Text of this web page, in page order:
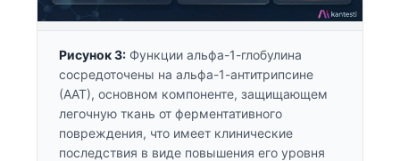
Рисунок 3: Функции альфа-1-глобулина
сосредоточены на альфа-1-антитрипсине
(ААТ), основном компоненте, защищающем
легочную ткань от ферментативного
повреждения, что имеет клинические
последствия в виде повышения его уровня